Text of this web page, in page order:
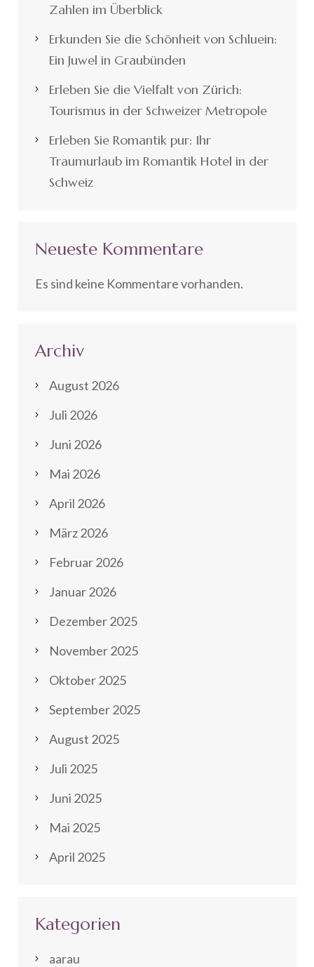
Zahlen im Überblick
Erkunden Sie die Schönheit von Schluein:
Ein Juwel in Graubünden
Erleben Sie die Vielfalt von Zürich:
Tourismus in der Schweizer Metropole
Erleben Sie Romantik pur: Ihr
Traumurlaub im Romantik Hotel in der
Schweiz
Neueste Kommentare
Es sind keine Kommentare vorhanden.
Archiv
August 2026
Juli 2026
Juni 2026
Mai 2026
April 2026
März 2026
Februar 2026
Januar 2026
Dezember 2025
November 2025
Oktober 2025
September 2025
August 2025
Juli 2025
Juni 2025
Mai 2025
April 2025
Kategorien
aarau